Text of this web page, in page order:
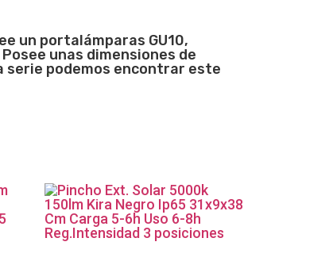
un portalámparas GU10,
unas dimensiones de
serie podemos encontrar este